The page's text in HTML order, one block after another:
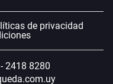
de privacidad
2418 8280